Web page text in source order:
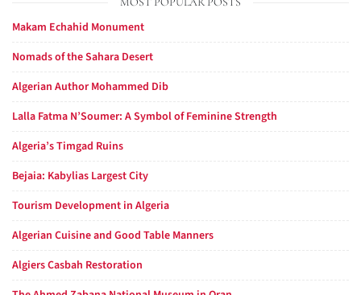
Makam Echahid Monument
Nomads of the Sahara Desert
Algerian Author Mohammed Dib
Lalla Fatma N’Soumer: A Symbol of Feminine Strength
Algeria’s Timgad Ruins
Bejaia: Kabylias Largest City
Tourism Development in Algeria
Algerian Cuisine and Good Table Manners
Algiers Casbah Restoration